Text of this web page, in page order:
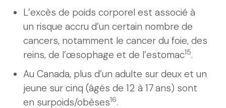
L’excès de poids corporel est associé à
un risque accru d’un certain nombre de
cancers, notamment le cancer du foie, des
reins, de l’œsophage et de l’estomac15.
Au Canada, plus d’un adulte sur deux et un
jeune sur cinq (âgés de 12 à 17 ans) sont
en surpoids/obèses16.